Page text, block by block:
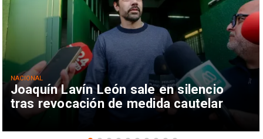
Joaquín Lavín León sale en silencio
tras revocación de medida cautelar
NACIONAL